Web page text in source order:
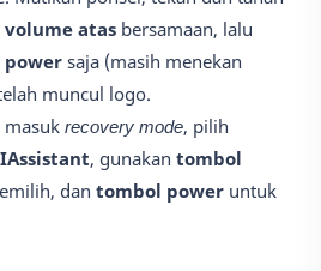
atas bersamaan, lalu
saja (masih menekan
muncul logo.
masuk recovery mode, pilih
, gunakan tombol
dan tombol power untuk